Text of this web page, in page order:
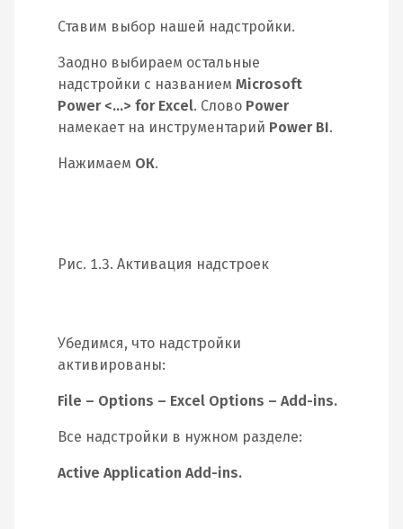
Ставим выбор нашей надстройки.
Заодно выбираем остальные
надстройки с названием Microsoft
Power <…> for Excel. Слово Power
намекает на инструментарий Power BI.
Нажимаем ОК.
Рис. 1.3. Активация надстроек
Убедимся, что надстройки
активированы:
File – Options – Excel Options – Add-ins.
Все надстройки в нужном разделе:
Active Application Add-ins.